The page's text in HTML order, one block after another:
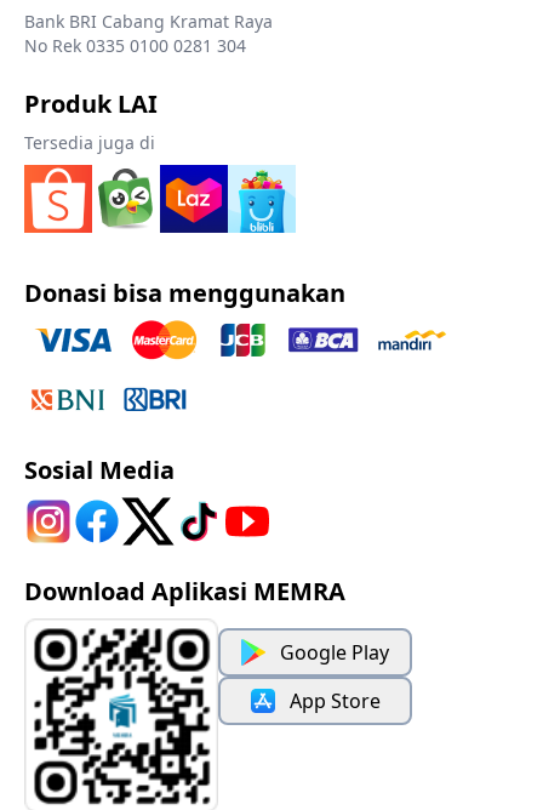
Bank BRI Cabang Kramat Raya
No Rek 0335 0100 0281 304
Produk LAI
Tersedia juga di
Donasi bisa menggunakan
Sosial Media
Download Aplikasi MEMRA
Google Play
App Store